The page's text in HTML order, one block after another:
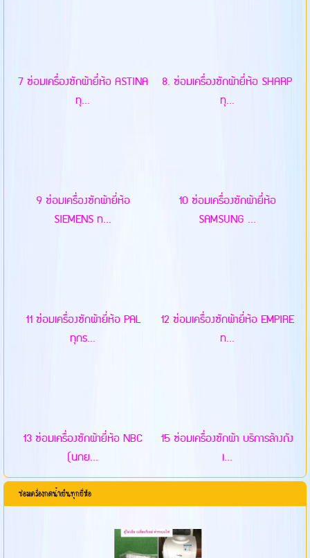
7 ซ่อมเครื่องซักผ้ายี่ห้อ ASTINA
ทุ...
8. ซ่อมเครื่องซักผ้ายี่ห้อ SHARP
ทุ...
9 ซ่อมเครื่องซักผ้ายี่ห้อ
SIEMENS ท...
10 ซ่อมเครื่องซักผ้ายี่ห้อ
SAMSUNG ...
11 ซ่อมเครื่องซักผ้ายี่ห้อ PAL
ทุกร...
12 ซ่อมเครื่องซักผ้ายี่ห้อ EMPIRE
ท...
13 ซ่อมเครื่องซักผ้ายี่ห้อ NBC
(นกย...
15 ซ่อมเครื่องซักผ้า บริการล้างถัง
เ...
ซ่อมเครื่องกดน้ำเย็นทุกยี่ห้อ